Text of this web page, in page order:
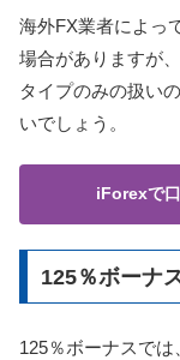
海外FX業者によっ
場合がありますが
タイプのみの扱い
いでしょう。
iForexで
125％ボーナ
125％ボーナスで